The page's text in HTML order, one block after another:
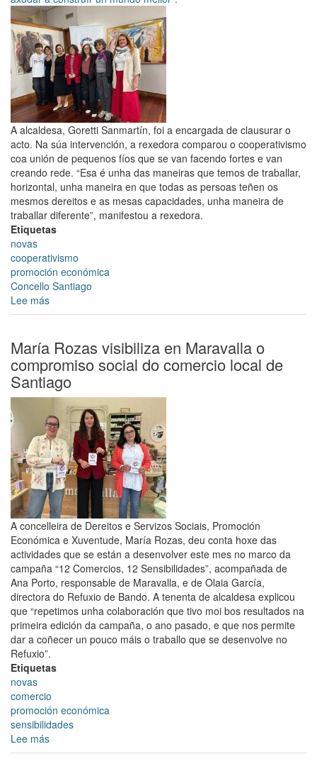
A alcaldesa, Goretti Sanmartín, foi a encargada de clausurar o
acto. Na súa intervención, a rexedora comparou o cooperativismo
coa unión de pequenos fíos que se van facendo fortes e van
creando rede. “Esa é unha das maneiras que temos de traballar,
horizontal, unha maneira en que todas as persoas teñen os
mesmos dereitos e as mesas capacidades, unha maneira de
traballar diferente”, manifestou a rexedora.
Etiquetas
novas
cooperativismo
promoción económica
Concello Santiago
Lee más
O
de
Santiago
celebra
o
Ano
Internacional
das
Cooperativas
reafirmando
o
seu
compromiso
“cun
modelo
económico
máis
xusto
e
igualitario”
María Rozas visibiliza en Maravalla o
compromiso social do comercio local de
Santiago
A concelleira de Dereitos e Servizos Sociais, Promoción
Económica e Xuventude, María Rozas, deu conta hoxe das
actividades que se están a desenvolver este mes no marco da
campaña “12 Comercios, 12 Sensibilidades”, acompañada de
Ana Porto, responsable de Maravalla, e de Olaia García,
directora do Refuxio de Bando. A tenenta de alcaldesa explicou
que “repetimos unha colaboración que tivo moi bos resultados na
primeira edición da campaña, o ano pasado, e que nos permite
dar a coñecer un pouco máis o traballo que se desenvolve no
Refuxio”.
Etiquetas
novas
comercio
promoción económica
sensibilidades
Lee más
María